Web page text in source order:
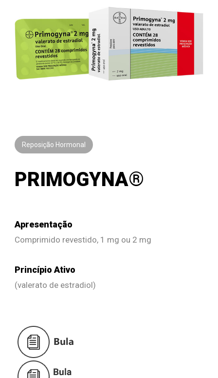
Reposição Hormonal
PRIMOGYNA®
Apresentação
Comprimido revestido, 1 mg ou 2 mg
Princípio Ativo
(valerato de estradiol)